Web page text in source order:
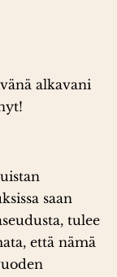
alkavani
saan
tulee
että nämä